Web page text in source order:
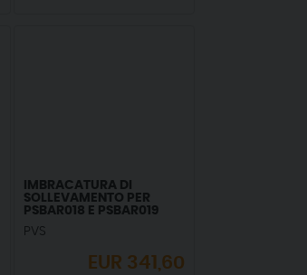
IMBRACATURA DI
SOLLEVAMENTO PER
PSBAR018 E PSBAR019
PVS
EUR 341,60